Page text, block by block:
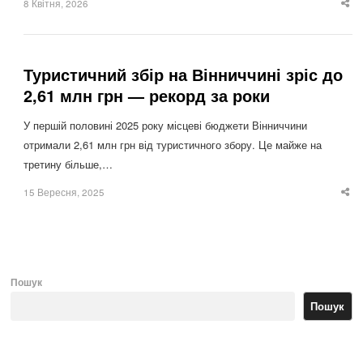
8 Квітня, 2026
Туристичний збір на Вінниччині зріс до
2,61 млн грн — рекорд за роки
У першій половині 2025 року місцеві бюджети Вінниччини
отримали 2,61 млн грн від туристичного збору. Це майже на
третину більше,…
15 Вересня, 2025
Пошук
Пошук